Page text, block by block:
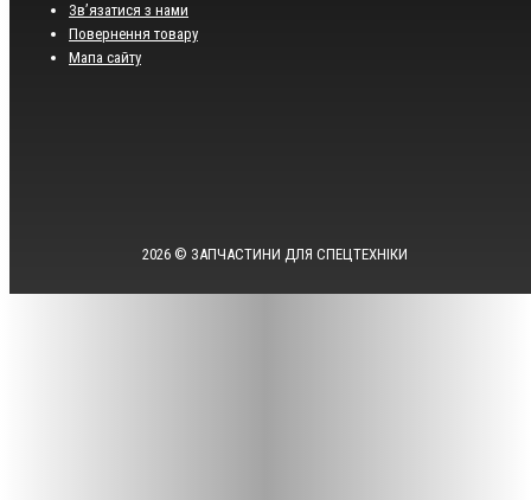
Зв’язатися з нами
Повернення товару
Мапа сайту
2026 © ЗАПЧАСТИНИ ДЛЯ СПЕЦТЕХНІКИ